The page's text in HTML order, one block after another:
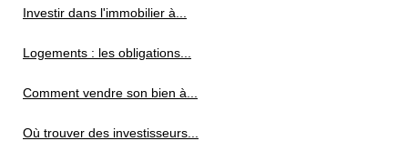
Investir dans l'immobilier à...
Logements : les obligations...
Comment vendre son bien à...
Où trouver des investisseurs...